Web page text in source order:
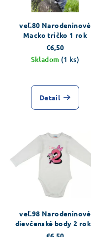
veľ.80 Narodeninové
Macko tričko 1 rok
€6,50
Skladom (1 ks)
Detail
veľ.98 Narodeninové
dievčenské body 2